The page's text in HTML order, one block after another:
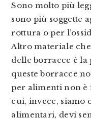
Sono molto più
sono più soggette
rottura o per
Altro materiale
delle borracce è la
queste borracce
per alimenti non è
cui, invece, siamo
alimentari, devi